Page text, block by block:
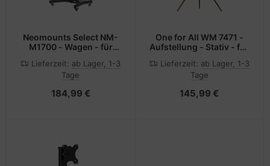
Neomounts Select NM-
M1700 - Wagen - für
Bildschirmgröße: 81.3-
190.5 cm (32"-75")
Lieferzeit: ab Lager, 1-3
Tage
184,99 €
One for All WM 7471 -
Aufstellung - Stativ - für
handgearbeitetes Holz -
Nußbaum, gunmetal-
81-165 cm (32"-65")
Lieferzeit: ab Lager, 1-3
Tage
145,99 €